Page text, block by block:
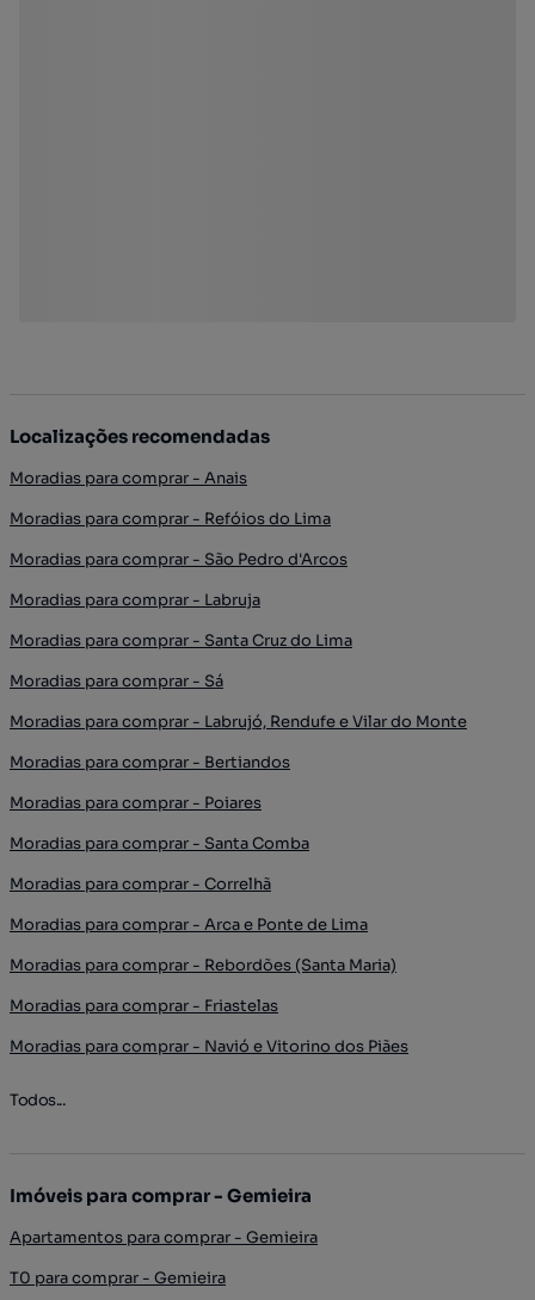
Localizações recomendadas
Moradias para comprar - Anais
Moradias para comprar - Refóios do Lima
Moradias para comprar - São Pedro d'Arcos
Moradias para comprar - Labruja
Moradias para comprar - Santa Cruz do Lima
Moradias para comprar - Sá
Moradias para comprar - Labrujó, Rendufe e Vilar do Monte
Moradias para comprar - Bertiandos
Moradias para comprar - Poiares
Moradias para comprar - Santa Comba
Moradias para comprar - Correlhã
Moradias para comprar - Arca e Ponte de Lima
Moradias para comprar - Rebordões (Santa Maria)
Moradias para comprar - Friastelas
Moradias para comprar - Navió e Vitorino dos Piães
Todos...
Imóveis para comprar - Gemieira
Apartamentos para comprar - Gemieira
T0 para comprar - Gemieira